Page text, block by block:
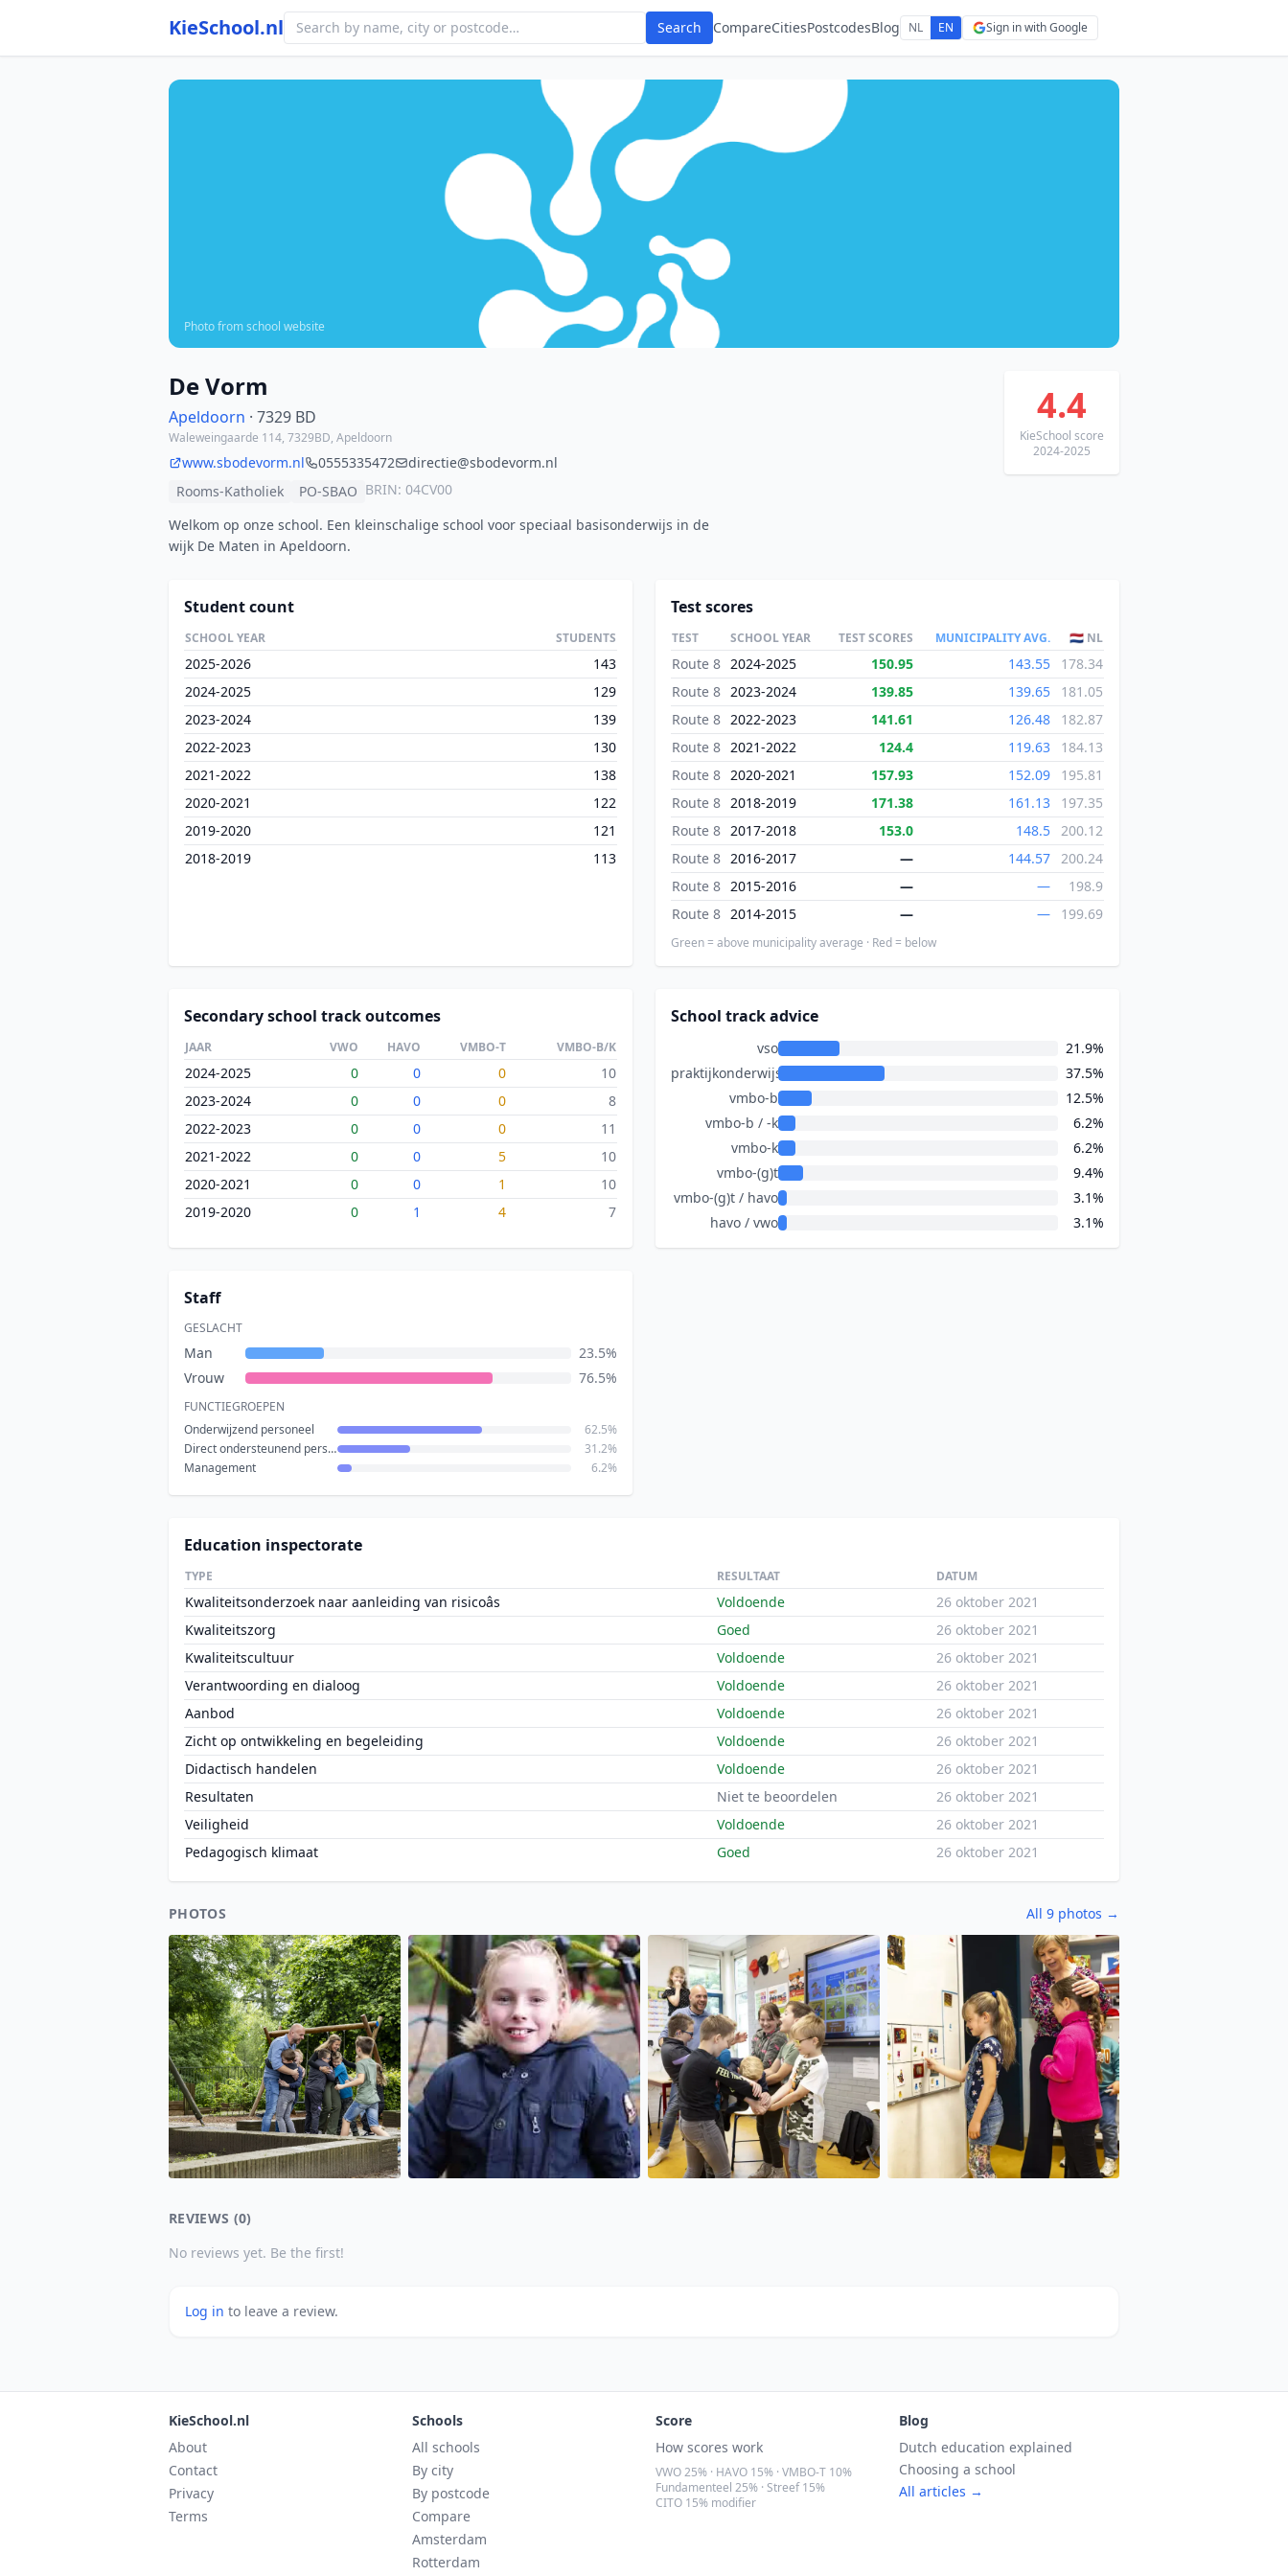
KieSchool.nl Search CompareCitiesPostcodesBlog NL EN Sign in with Google
Photo from school website
De Vorm
Apeldoorn · 7329 BD
Waleweingaarde 114, 7329BD, Apeldoorn
www.sbodevorm.nl 0555335472
directie@sbodevorm.nl
Rooms-Katholiek
PO-SBAO BRIN: 04CV00
Welkom op onze school. Een kleinschalige school voor speciaal basisonderwijs in de
wijk De Maten in Apeldoorn.
4.4
KieSchool score
2024-2025
Student count
SCHOOL YEAR STUDENTS
2025-2026
143
2024-2025
129
2023-2024
139
2022-2023
130
2021-2022
138
2020-2021
122
2019-2020
121
2018-2019
113
Test scores
TEST SCHOOL YEAR TEST SCORES MUNICIPALITY AVG. 🇳🇱 NL
Route 8 2024-2025 150.95 143.55
178.34
Route 8 2023-2024 139.85 139.65
181.05
Route 8 2022-2023 141.61 126.48
182.87
Route 8 2021-2022 124.4 119.63
184.13
Route 8 2020-2021 157.93 152.09
195.81
Route 8 2018-2019 171.38 161.13
197.35
Route 8 2017-2018 153.0 148.5 200.12
Route 8 2016-2017 — 144.57 200.24
Route 8 2015-2016 — —
198.9
Route 8 2014-2015 — — 199.69
Green = above municipality average · Red = below
Secondary school track outcomes
JAAR VWO HAVO VMBO-T VMBO-B/K
2024-2025 0 0 0
10
2023-2024
0 0 0
8
2022-2023
0 0 0
11
2021-2022
0 0 5
10
2020-2021
0 0 1
10
2019-2020
0 1 4 7
School track advice
vso
21.9%
praktijkonderwijs
37.5%
vmbo-b
12.5%
vmbo-b / -k
6.2%
vmbo-k
6.2%
vmbo-(g)t
9.4%
vmbo-(g)t / havo
3.1%
havo / vwo
3.1%
Staff
GESLACHT
Man
23.5%
Vrouw
76.5%
FUNCTIEGROEPEN
Onderwijzend personeel
62.5%
Direct ondersteunend personeel
31.2%
Management
6.2%
Education inspectorate
TYPE RESULTAAT DATUM
Kwaliteitsonderzoek naar aanleiding van risicoâs Voldoende
26 oktober 2021
Kwaliteitszorg
Goed
26 oktober 2021
Kwaliteitscultuur
Voldoende
26 oktober 2021
Verantwoording en dialoog
Voldoende
26 oktober 2021
Aanbod
Voldoende
26 oktober 2021
Zicht op ontwikkeling en begeleiding
Voldoende
26 oktober 2021
Didactisch handelen
Voldoende
26 oktober 2021
Resultaten
Niet te beoordelen
26 oktober 2021
Veiligheid
Voldoende
26 oktober 2021
Pedagogisch klimaat
Goed 26 oktober 2021
PHOTOS All 9 photos →
REVIEWS (0)
No reviews yet. Be the first!
Log in to leave a review.
KieSchool.nl
About
Contact
Privacy
Terms
Schools
All schools
By city
By postcode
Compare
Amsterdam
Rotterdam
Score
How scores work
VWO 25% · HAVO 15% · VMBO-T 10%
Fundamenteel 25% · Streef 15%
CITO 15% modifier
Blog
Dutch education explained
Choosing a school
All articles →